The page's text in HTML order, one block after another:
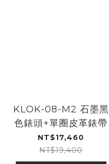
KLOK-08-M2 石墨黑
色錶頭+單圈皮革錶帶
NT$17,460
NT$19,400